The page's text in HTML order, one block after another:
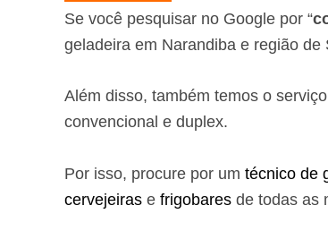
Se você pesquisar no Google por “
geladeira em Narandiba e região de
Além disso, também temos o
convencional e duplex.
Por isso, procure por um técnico de
cervejeiras e frigobares de todas as